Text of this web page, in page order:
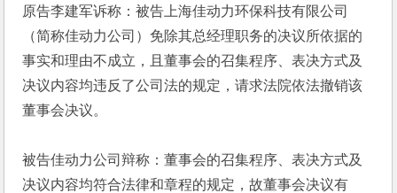
原告李建军诉称：被告上海佳动力环保科技有限公司
（简称佳动力公司）免除其总经理职务的决议所依据的
事实和理由不成立，且董事会的召集程序、表决方式及
决议内容均违反了公司法的规定，请求法院依法撤销该
董事会决议。
被告佳动力公司辩称：董事会的召集程序、表决方式及
决议内容均符合法律和章程的规定，故董事会决议有